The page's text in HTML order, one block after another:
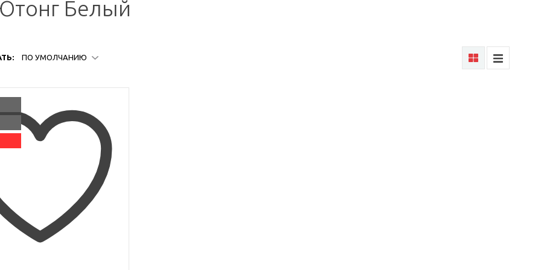
Белый
ПО УМОЛЧАНИЮ